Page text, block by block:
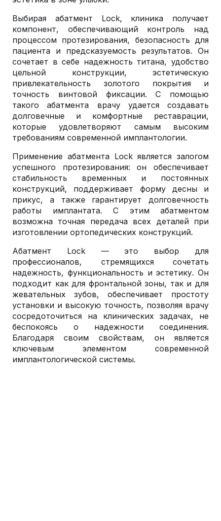
Выбирая абатмент Lock, клиника получает
компонент, обеспечивающий контроль над
процессом протезирования, безопасность для
пациента и предсказуемость результатов. Он
сочетает в себе надежность титана, удобство
цельной конструкции, эстетическую
привлекательность золотого покрытия и
точность винтовой фиксации. С помощью
такого абатмента врачу удается создавать
долговечные и комфортные реставрации,
которые удовлетворяют самым высоким
требованиям современной имплантологии.
Применение абатмента Lock является залогом
успешного протезирования: он обеспечивает
стабильность временных и постоянных
конструкций, поддерживает форму десны и
прикус, а также гарантирует долговечность
работы имплантата. С этим абатментом
возможна точная передача всех деталей при
изготовлении ортопедических конструкций.
Абатмент Lock — это выбор для
профессионалов, стремящихся сочетать
надежность, функциональность и эстетику. Он
подходит как для фронтальной зоны, так и для
жевательных зубов, обеспечивает простоту
установки и высокую точность, позволяя врачу
сосредоточиться на клинических задачах, не
беспокоясь о надежности соединения.
Благодаря своим свойствам, он является
ключевым элементом современной
имплантологической системы.